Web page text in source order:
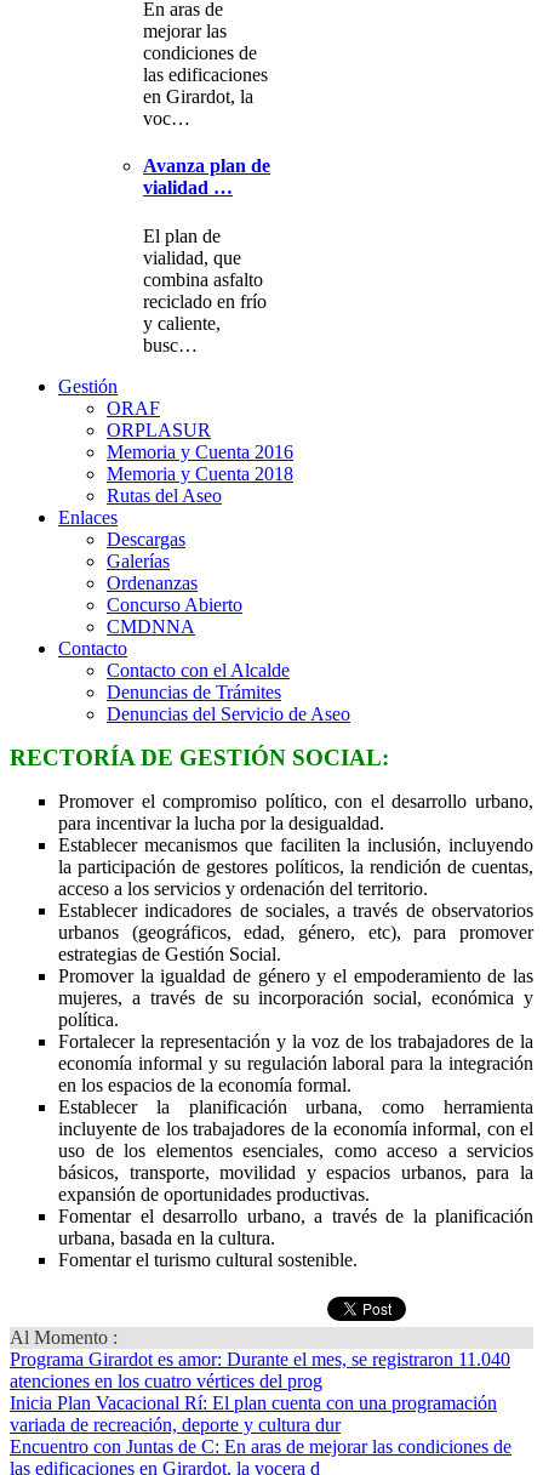
En aras de
mejorar las
condiciones de
las edificaciones
en Girardot, la
voc…
Avanza plan de
vialidad …
El plan de
vialidad, que
combina asfalto
reciclado en frío
y caliente,
busc…
Gestión
ORAF
ORPLASUR
Memoria y Cuenta 2016
Memoria y Cuenta 2018
Rutas del Aseo
Enlaces
Descargas
Galerías
Ordenanzas
Concurso Abierto
CMDNNA
Contacto
Contacto con el Alcalde
Denuncias de Trámites
Denuncias del Servicio de Aseo
RECTORÍA DE GESTIÓN SOCIAL:
Promover el compromiso político, con el desarrollo urbano,
para incentivar la lucha por la desigualdad.
Establecer mecanismos que faciliten la inclusión, incluyendo
la participación de gestores políticos, la rendición de cuentas,
acceso a los servicios y ordenación del territorio.
Establecer indicadores de sociales, a través de observatorios
urbanos (geográficos, edad, género, etc), para promover
estrategias de Gestión Social.
Promover la igualdad de género y el empoderamiento de las
mujeres, a través de su incorporación social, económica y
política.
Fortalecer la representación y la voz de los trabajadores de la
economía informal y su regulación laboral para la integración
en los espacios de la economía formal.
Establecer la planificación urbana, como herramienta
incluyente de los trabajadores de la economía informal, con el
uso de los elementos esenciales, como acceso a servicios
básicos, transporte, movilidad y espacios urbanos, para la
expansión de oportunidades productivas.
Fomentar el desarrollo urbano, a través de la planificación
urbana, basada en la cultura.
Fomentar el turismo cultural sostenible.
Al Momento :
Programa Girardot es amor: Durante el mes, se registraron 11.040
atenciones en los cuatro vértices del prog
Inicia Plan Vacacional Rí: El plan cuenta con una programación
variada de recreación, deporte y cultura dur
Encuentro con Juntas de C: En aras de mejorar las condiciones de
las edificaciones en Girardot, la vocera d